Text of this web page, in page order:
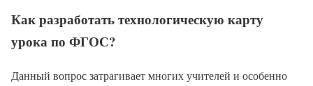
Как разработать технологическую карту
урока по ФГОС?
Данный вопрос затрагивает многих учителей и особенно